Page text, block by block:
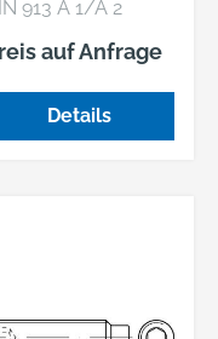
913 A 1/A 2
mit
mit
auf Anfrage
Details